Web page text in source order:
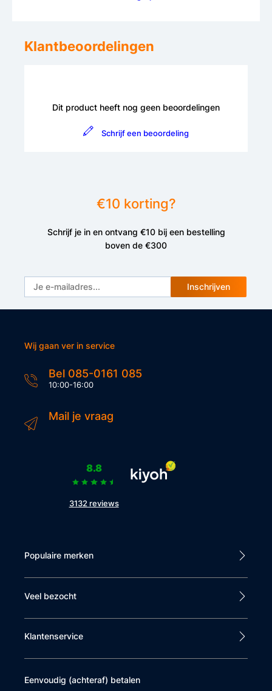
Klantbeoordelingen
Dit product heeft nog geen beoordelingen
Schrijf een beoordeling
€10 korting?
Schrijf je in en ontvang €10 bij een bestelling
boven de €300
Inschrijven
Wij gaan ver in service
Bel 085-0161 085
10:00-16:00
Mail je vraag
8.8
3132 reviews
Populaire merken
Veel bezocht
Klantenservice
Eenvoudig (achteraf) betalen